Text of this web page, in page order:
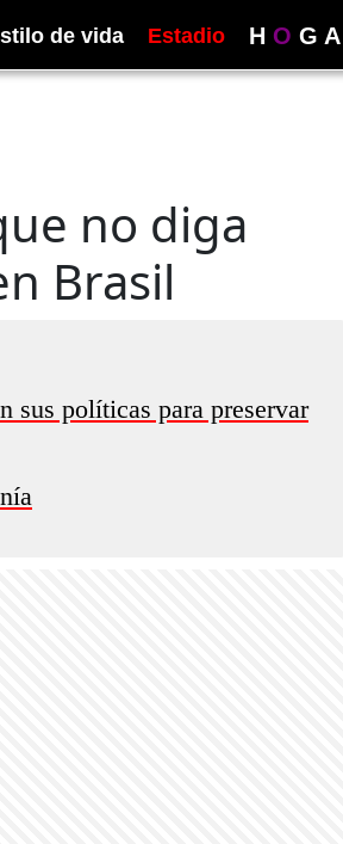
de vida Estadio H O G A
no diga
Brasil
sus políticas para preservar